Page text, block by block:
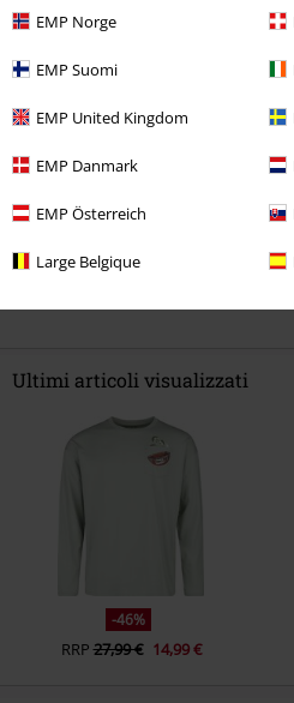
EMP Norge
EMP Suomi
EMP United Kingdom
EMP Danmark
EMP Österreich
Large Belgique
Troppo stretto
Troppo corto
Recensione verificata
Il commento è stato utile?
Ultimi articoli visualizzati
-46%
RRP27,99 € 14,99 €